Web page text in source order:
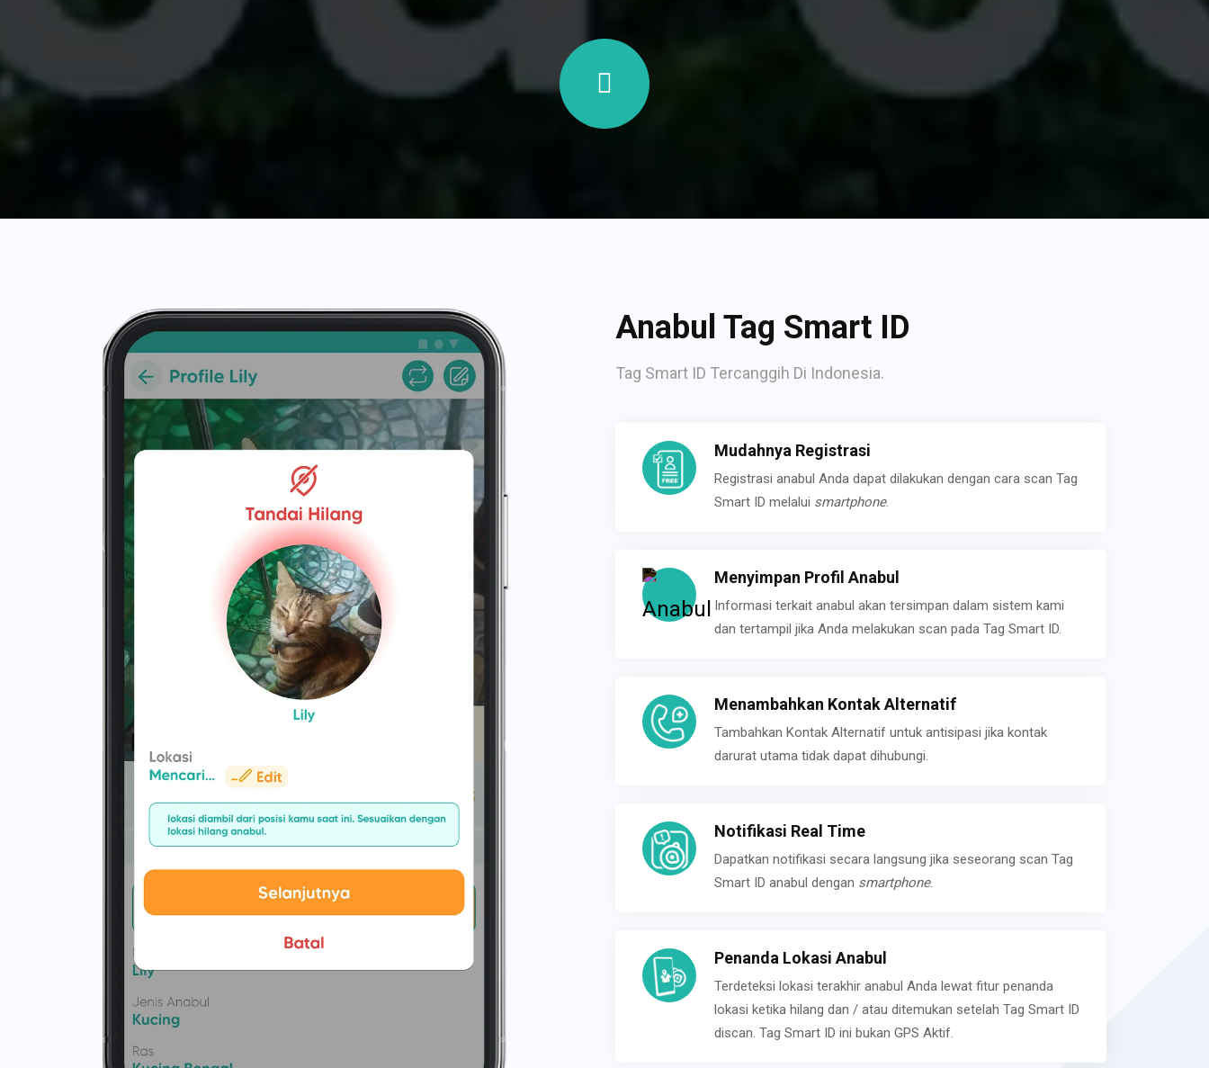
Anabul Tag Smart ID
Tag Smart ID Tercanggih Di Indonesia.
Mudahnya Registrasi
Registrasi anabul Anda dapat dilakukan dengan cara scan Tag
Smart ID melalui smartphone.
Menyimpan Profil Anabul
Informasi terkait anabul akan tersimpan dalam sistem kami
dan tertampil jika Anda melakukan scan pada Tag Smart ID.
Menambahkan Kontak Alternatif
Tambahkan Kontak Alternatif untuk antisipasi jika kontak
darurat utama tidak dapat dihubungi.
Notifikasi Real Time
Dapatkan notifikasi secara langsung jika seseorang scan Tag
Smart ID anabul dengan smartphone.
Penanda Lokasi Anabul
Terdeteksi lokasi terakhir anabul Anda lewat fitur penanda
lokasi ketika hilang dan / atau ditemukan setelah Tag Smart ID
discan. Tag Smart ID ini bukan GPS Aktif.